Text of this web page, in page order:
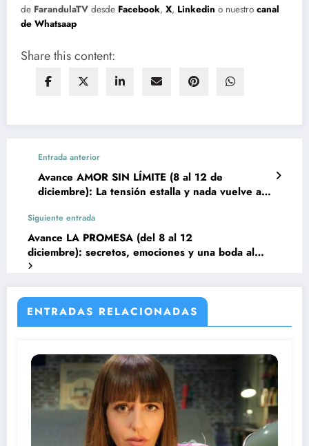
de FarandulaTV desde Facebook, X, Linkedin o nuestro canal
de Whatsaap
Share this content:
Entrada anterior
Avance AMOR SIN LÍMITE (8 al 12 de
diciembre): La tensión estalla y nada vuelve a
Siguiente entrada
Avance LA PROMESA (del 8 al 12
diciembre): secretos, emociones y una boda al
límite
ENTRADAS RELACIONADAS